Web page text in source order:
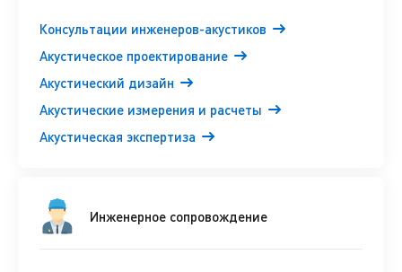
Консультации инженеров-акустиков
Акустическое проектирование
Акустический дизайн
Акустические измерения и расчеты
Акустическая экспертиза
Инженерное сопровождение